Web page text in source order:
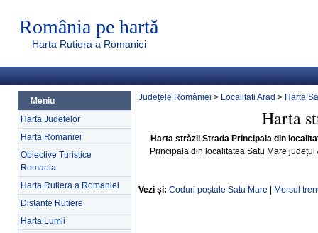
România pe hartă
Harta Rutiera a Romaniei
Meniu
Harta Judetelor
Harta Romaniei
Obiective Turistice
Romania
Harta Rutiera a Romaniei
Distante Rutiere
Harta Lumii
Județele României > Localitati Arad > Harta
Harta
Harta străzii Strada Principala din
Principala din localitatea Satu Mare
Vezi și: Coduri poștale Satu Mare Mersul